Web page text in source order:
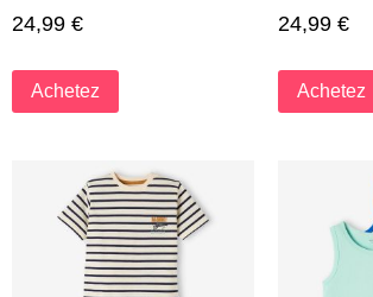
24,99 €
Achetez
24,99 €
Achetez